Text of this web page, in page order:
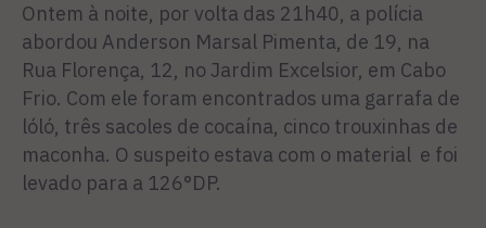
Ontem à noite, por volta das 21h40, a polícia
abordou Anderson Marsal Pimenta, de 19, na
Rua Florença, 12, no Jardim Excelsior, em Cabo
Frio. Com ele foram encontrados uma garrafa de
lóló, três sacoles de cocaína, cinco trouxinhas de
maconha. O suspeito estava com o material e foi
levado para a 126°DP.